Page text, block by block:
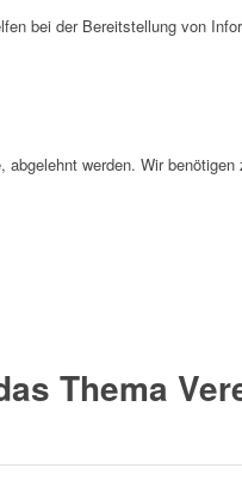
bei der Bereitstellung von
werden. Wir
Thema